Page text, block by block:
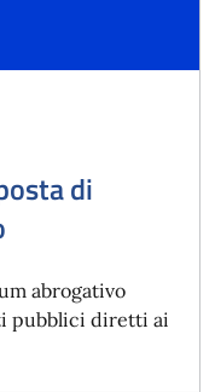
di
abrogativo
pubblici diretti ai